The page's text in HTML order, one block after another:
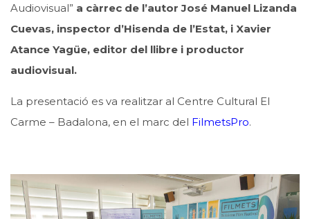
Audiovisual” a càrrec de l’autor José Manuel Lizanda
Cuevas, inspector d’Hisenda de l’Estat, i Xavier
Atance Yagüe, editor del llibre i productor
audiovisual.
La presentació es va realitzar al Centre Cultural El
Carme – Badalona, en el marc del FilmetsPro.